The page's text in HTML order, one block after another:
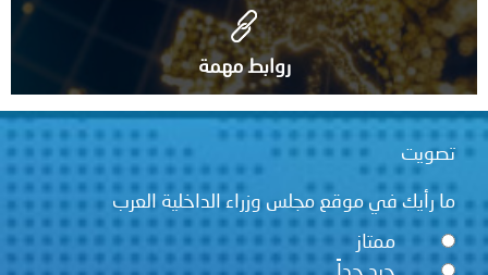
روابط مهمة
تصويت
ما رأيك في موقع مجلس وزراء الداخلية العرب
ممتاز